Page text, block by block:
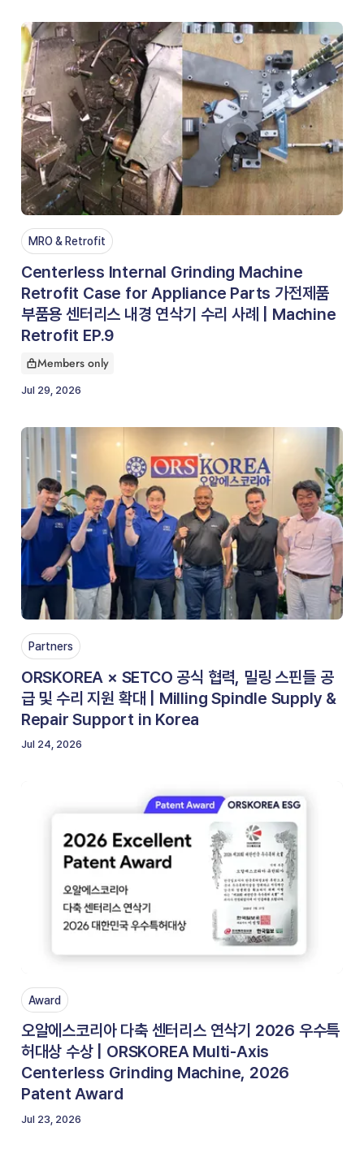
MRO & Retrofit
Centerless Internal Grinding Machine
Retrofit Case for Appliance Parts 가전제품
부품용 센터리스 내경 연삭기 수리 사례 | Machine
Retrofit EP.9
This article is for
Members only
Jul 29, 2026
Partners
ORSKOREA × SETCO 공식 협력, 밀링 스핀들 공
급 및 수리 지원 확대 | Milling Spindle Supply &
Repair Support in Korea
Jul 24, 2026
Award
오알에스코리아 다축 센터리스 연삭기 2026 우수특
허대상 수상 | ORSKOREA Multi-Axis
Centerless Grinding Machine, 2026
Patent Award
Jul 23, 2026